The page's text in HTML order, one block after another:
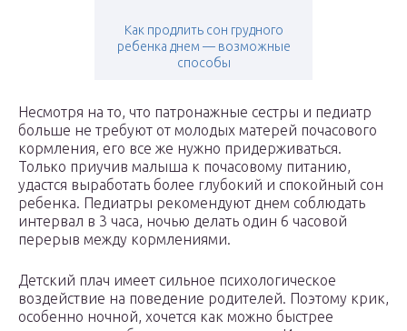
Как продлить сон грудного
ребенка днем — возможные
способы
Несмотря на то, что патронажные сестры и педиатр
больше не требуют от молодых матерей почасового
кормления, его все же нужно придерживаться.
Только приучив малыша к почасовому питанию,
удастся выработать более глубокий и спокойный сон
ребенка. Педиатры рекомендуют днем соблюдать
интервал в 3 часа, ночью делать один 6 часовой
перерыв между кормлениями.
Детский плач имеет сильное психологическое
воздействие на поведение родителей. Поэтому крик,
особенно ночной, хочется как можно быстрее